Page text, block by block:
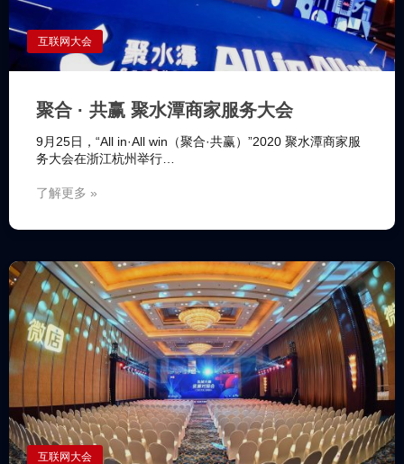
互联网大会
聚合 · 共赢 聚水潭商家服务大会
9月25日，“All in·All win（聚合·共赢）”2020 聚水潭商家服
务大会在浙江杭州举行…
了解更多 »
互联网大会